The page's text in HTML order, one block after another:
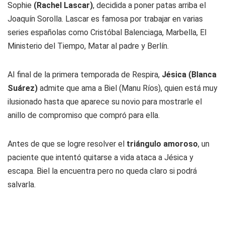
Sophie (Rachel Lascar), decidida a poner patas arriba el
Joaquín Sorolla. Lascar es famosa por trabajar en varias
series españolas como Cristóbal Balenciaga, Marbella, El
Ministerio del Tiempo, Matar al padre y Berlín.
Al final de la primera temporada de Respira, Jésica (Blanca
Suárez) admite que ama a Biel (Manu Ríos), quien está muy
ilusionado hasta que aparece su novio para mostrarle el
anillo de compromiso que compró para ella.
Antes de que se logre resolver el triángulo amoroso, un
paciente que intentó quitarse a vida ataca a Jésica y
escapa. Biel la encuentra pero no queda claro si podrá
salvarla.